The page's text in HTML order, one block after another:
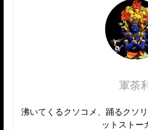
軍荼
沸いてくるクソコメ、踊るクソ
ットストー